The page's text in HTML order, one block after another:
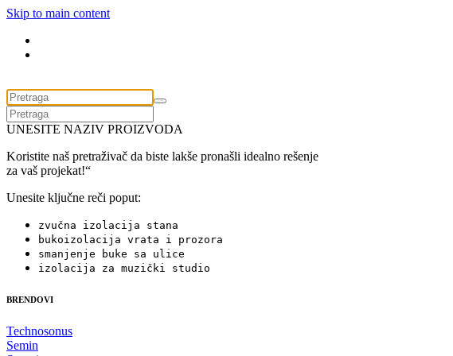
Skip to main content
UNESITE NAZIV PROIZVODA
Koristite naš pretraživač da biste lakše pronašli idealno rešenje
za vaš projekat!“
Unesite ključne reči poput:
zvučna izolacija stana
bukoizolacija vrata i prozora
smanjenje buke sa ulice
izolacija za muzički studio
BRENDOVI
Technosonus
Semin